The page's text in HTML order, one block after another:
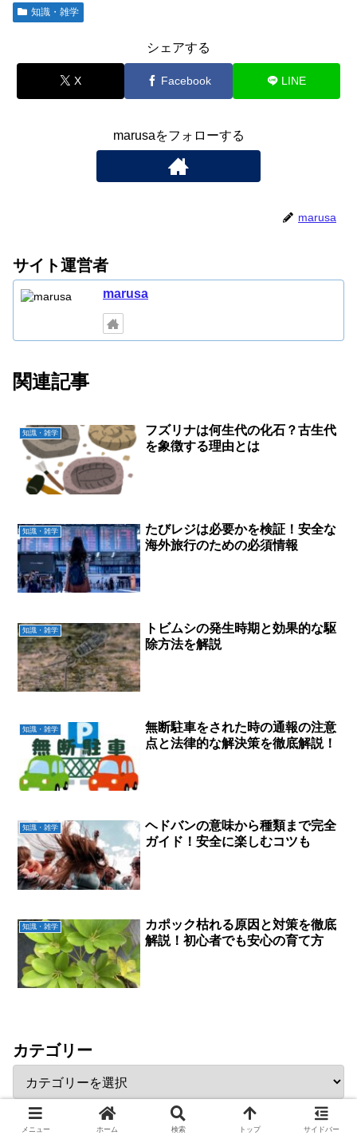
知識・雑学
シェアする
X Facebook LINE
marusaをフォローする
marusa
サイト運営者
marusa
関連記事
知識・雑学
フズリナは何生代の化石？古生代
を象徴する理由とは
知識・雑学
たびレジは必要かを検証！安全な
海外旅行のための必須情報
知識・雑学
トビムシの発生時期と効果的な駆
除方法を解説
知識・雑学
無断駐車をされた時の通報の注意
点と法律的な解決策を徹底解説！
知識・雑学
ヘドバンの意味から種類まで完全
ガイド！安全に楽しむコツも
知識・雑学
カポック枯れる原因と対策を徹底
解説！初心者でも安心の育て方
カテゴリー
メニュー ホーム 検索 トップ サイドバー